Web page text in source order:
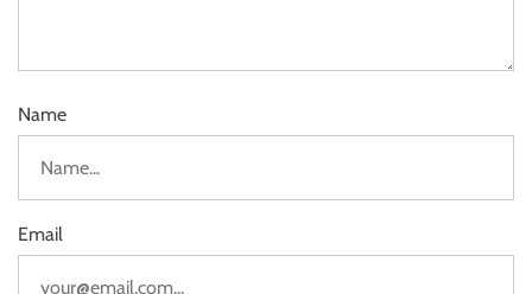
Name
Email